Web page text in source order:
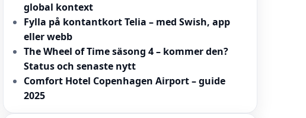
global kontext
Fylla på kontantkort Telia – med Swish, app
eller webb
The Wheel of Time säsong 4 – kommer den?
Status och senaste nytt
Comfort Hotel Copenhagen Airport – guide
2025